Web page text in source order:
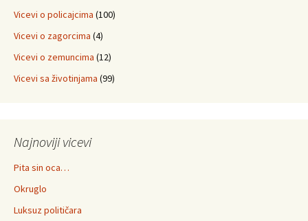
Vicevi o policajcima (100)
Vicevi o zagorcima (4)
Vicevi o zemuncima (12)
Vicevi sa životinjama (99)
Najnoviji vicevi
Pita sin oca…
Okruglo
Luksuz političara